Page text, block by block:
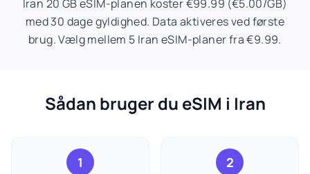
Iran 20 GB eSIM-planen koster €99.99 (€5.00/GB)
med 30 dage gyldighed. Data aktiveres ved første
brug. Vælg mellem 5 Iran eSIM-planer fra €9.99.
Sådan bruger du eSIM i Iran
1 2